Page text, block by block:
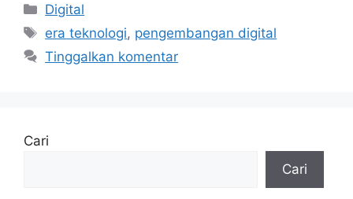
Kategori
Digital
Tag
era teknologi, pengembangan digital
Tinggalkan komentar
Cari
Cari